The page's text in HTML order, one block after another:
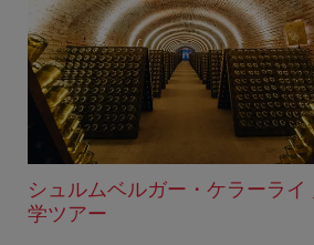
シュルムベルガー・ケラーライ
学ツアー